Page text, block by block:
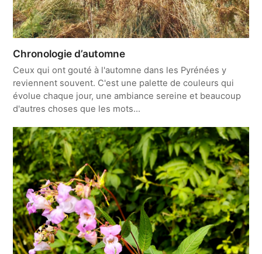
Chronologie d’automne
Ceux qui ont gouté à l'automne dans les Pyrénées y
reviennent souvent. C'est une palette de couleurs qui
évolue chaque jour, une ambiance sereine et beaucoup
d'autres choses que les mots...